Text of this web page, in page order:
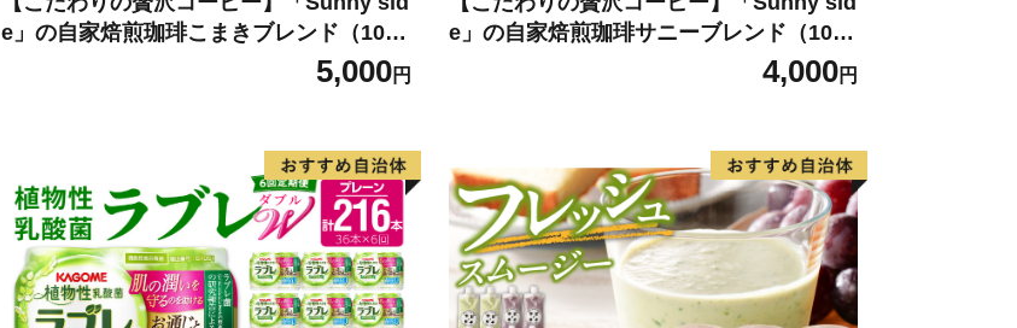
e」の自家焙煎珈琲こまきブレンド（100
5,000円
e」の自家焙煎珈琲サニーブレンド（100
4,000円